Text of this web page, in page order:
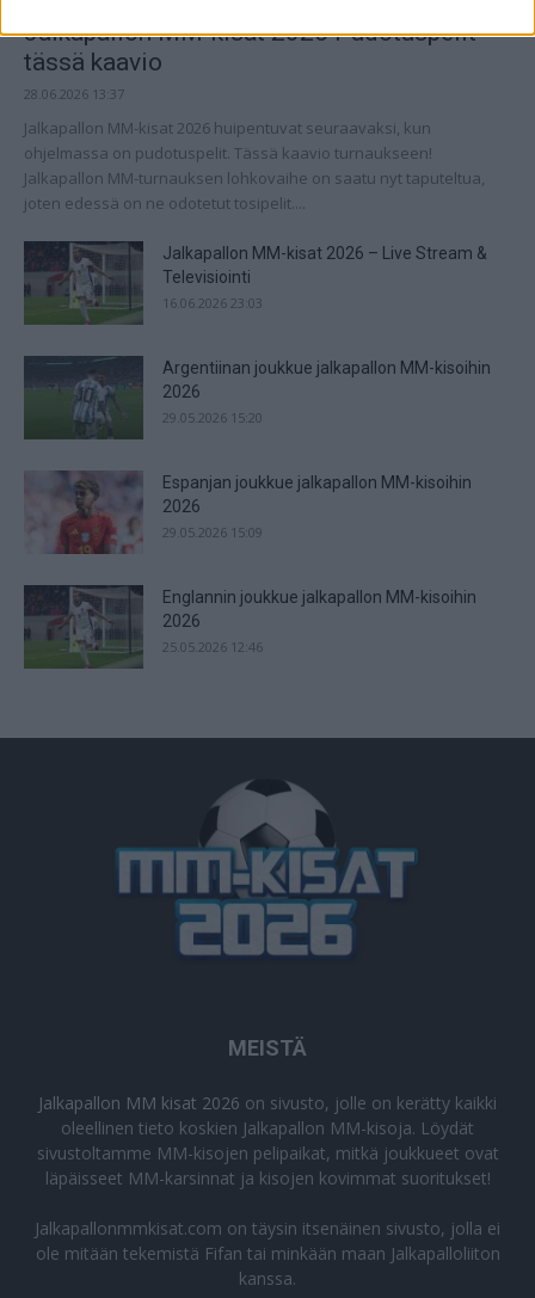
Jalkapallon MM-kisat 2026 Pudotuspelit –
tässä kaavio
28.06.2026 13:37
Jalkapallon MM-kisat 2026 huipentuvat seuraavaksi, kun
ohjelmassa on pudotuspelit. Tässä kaavio turnaukseen!
Jalkapallon MM-turnauksen lohkovaihe on saatu nyt taputeltua,
joten edessä on ne odotetut tosipelit....
Jalkapallon MM-kisat 2026 – Live Stream &
Televisiointi
16.06.2026 23:03
Argentiinan joukkue jalkapallon MM-kisoihin
2026
29.05.2026 15:20
Espanjan joukkue jalkapallon MM-kisoihin
2026
29.05.2026 15:09
Englannin joukkue jalkapallon MM-kisoihin
2026
25.05.2026 12:46
MEISTÄ
Jalkapallon MM kisat 2026 on sivusto, jolle on kerätty kaikki
oleellinen tieto koskien Jalkapallon MM-kisoja. Löydät
sivustoltamme MM-kisojen pelipaikat, mitkä joukkueet ovat
läpäisseet MM-karsinnat ja kisojen kovimmat suoritukset!
Jalkapallonmmkisat.com on täysin itsenäinen sivusto, jolla ei
ole mitään tekemistä Fifan tai minkään maan Jalkapalloliiton
kanssa.